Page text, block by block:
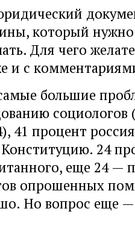
который нужно
Для чего
и с
большие
социологов
41 процент
24
еще 24 —
опрошенных
Но вопрос еще